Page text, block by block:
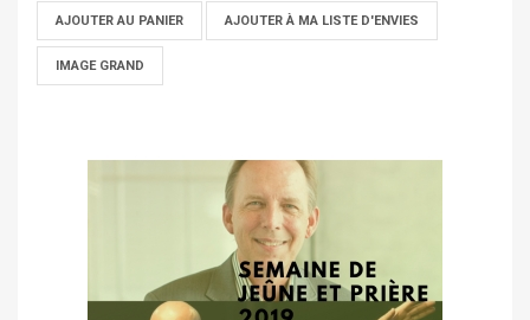
AJOUTER AU PANIER AJOUTER À MA LISTE D'ENVIES
IMAGE GRAND